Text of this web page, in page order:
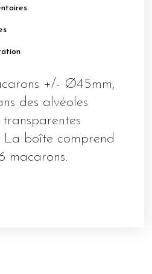
+/- Ø45mm,
des alvéoles
La boîte comprend
macarons.